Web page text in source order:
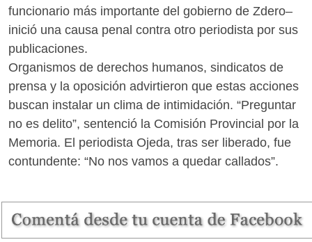
funcionario más importante del gobierno de Zdero–
inició una causa penal contra otro periodista por sus
publicaciones.
Organismos de derechos humanos, sindicatos de
prensa y la oposición advirtieron que estas acciones
buscan instalar un clima de intimidación. “Preguntar
no es delito”, sentenció la Comisión Provincial por la
Memoria. El periodista Ojeda, tras ser liberado, fue
contundente: “No nos vamos a quedar callados”.